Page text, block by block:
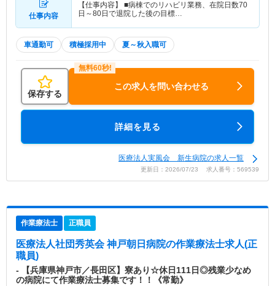
仕事内容
【仕事内容】 ■病棟でのリハビリ業務、在院日数70
日～80日で退院した後の目標…
車通勤可 積極採用中 夏～秋入職可
保存する
この求人を問い合わせる
詳細を見る
医療法人実風会 新生病院の求人一覧
更新日：2026/07/23 求人番号：569539
作業療法士 正職員
医療法人社団秀英会 神戸朝日病院の作業療法士求人(正
職員)
- 【兵庫県神戸市／長田区】寮あり☆休日111日◎残業少なめ
の病院にて作業療法士募集です！！《常勤》